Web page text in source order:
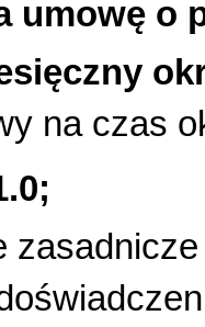
umowę o
na czas